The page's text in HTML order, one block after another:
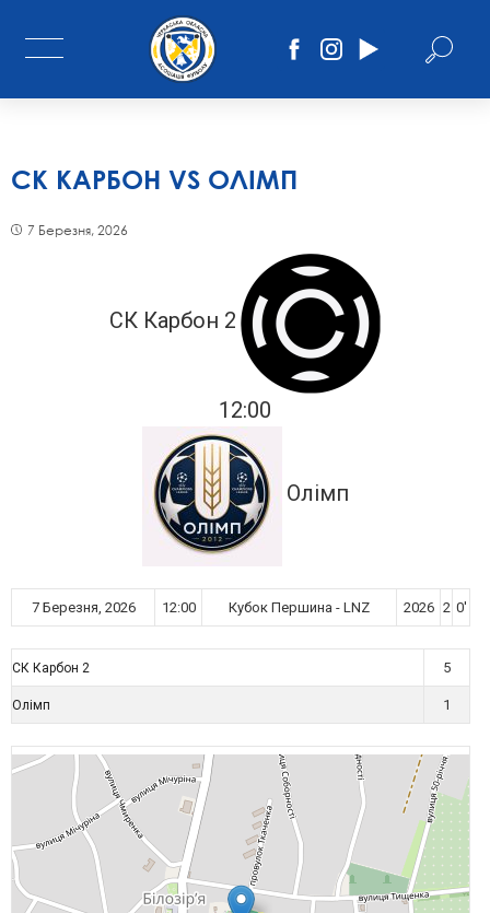
СК КАРБОН VS ОЛІМП
7 Березня, 2026
СК Карбон 2
12:00
Олімп
7 Березня, 2026 12:00 Кубок Першина - LNZ 2026 2 0'
СК Карбон 2 5
Олімп 1